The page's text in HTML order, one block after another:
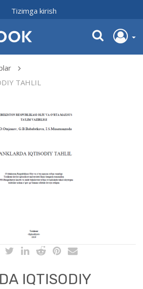
Tizimga kirish
TАHLIL
IQTISODIY